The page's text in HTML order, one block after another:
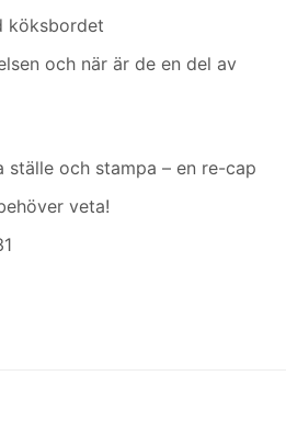
köksbordet
och när är de en del av
ställe och stampa – en re-cap
veta!